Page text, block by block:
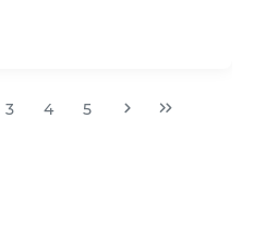
3 4 5